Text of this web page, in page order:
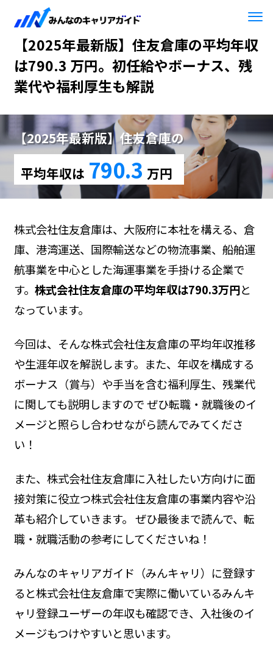
HOME 【2025年最新版】住友倉庫
【2025年最新版】住友倉庫の平均年収
は790.3 万円。初任給やボーナス、残
業代や福利厚生も解説
【2025年最新版】住友倉庫の
平均年収は 790.3 万円
株式会社住友倉庫は、大阪府に本社を構える、倉
庫、港湾運送、国際輸送などの物流事業、船舶運
航事業を中心とした海運事業を手掛ける企業で
す。 株式会社住友倉庫の平均年収は790.3万円と
なっています。
今回は、そんな株式会社住友倉庫の平均年収推移
や生涯年収を解説します。また、年収を構成する
ボーナス（賞与）や手当を含む福利厚生、残業代
に関しても説明しますので ぜひ転職・就職後のイ
メージと照らし合わせながら読んでみてくださ
い！
また、株式会社住友倉庫に入社したい方向けに面
接対策に役立つ株式会社住友倉庫の事業内容や沿
革も紹介していきます。 ぜひ最後まで読んで、転
職・就職活動の参考にしてくださいね！
みんなのキャリアガイド（みんキャリ）に登録す
ると株式会社住友倉庫で実際に働いているみんキ
ャリ登録ユーザーの年収も確認でき、入社後のイ
メージもつけやすいと思います。